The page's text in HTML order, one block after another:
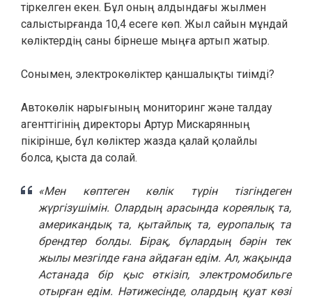
тіркелген екен. Бұл оның алдындағы жылмен
салыстырғанда 10,4 есеге көп. Жыл сайын мұндай
көліктердің саны бірнеше мыңға артып жатыр.
Сонымен, электрокөліктер қаншалықты тиімді?
Автокөлік нарығының мониторинг және талдау
агенттігінің директоры Артур Мискарянның
пікірінше, бұл көліктер жазда қалай қолайлы
болса, қыста да солай.
«Мен көптеген көлік түрін тізгіндеген
жүргізушімін. Олардың арасында кореялық та,
американдық та, қытайлық та, еуропалық та
брендтер болды. Бірақ, бұлардың бәрін тек
жылы мезгілде ғана айдаған едім. Ал, жақында
Астанада бір қыс өткізіп, электромобильге
отырған едім. Нәтижесінде, олардың қуат көзі